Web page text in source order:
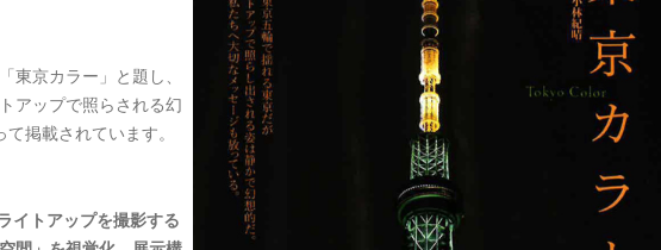
東京カラー」と題し、
アップで照らされる幻
掲載されています。
イトアップを撮影する